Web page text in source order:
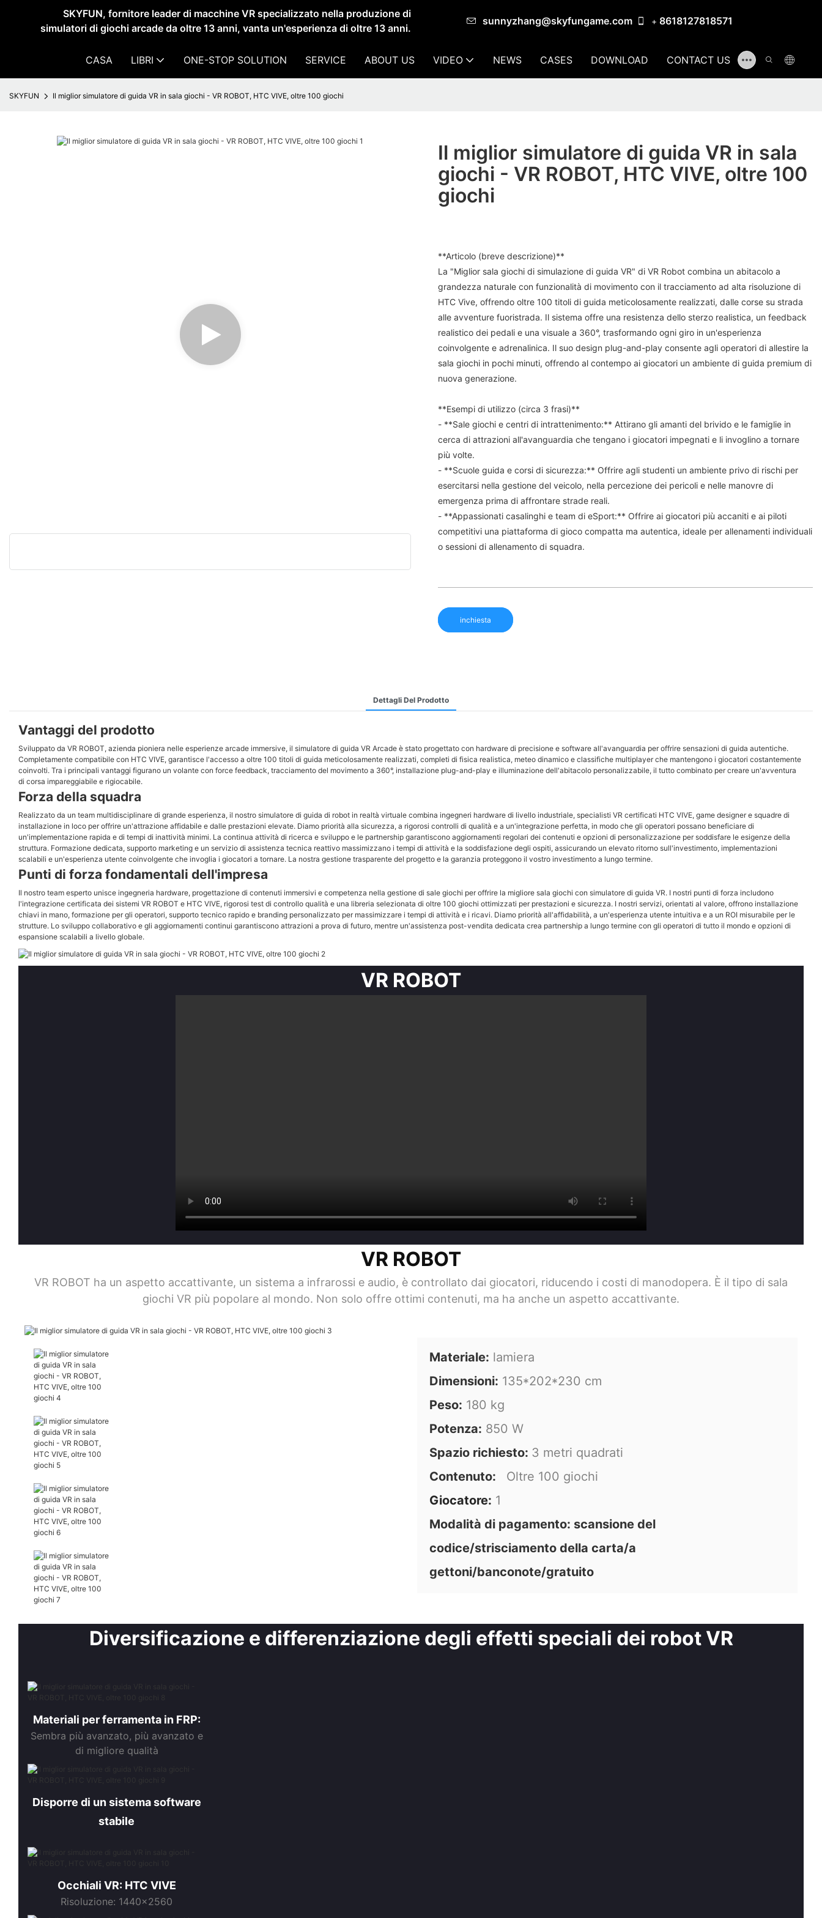
SKYFUN, fornitore leader di macchine VR specializzato nella produzione di
simulatori di giochi arcade da oltre 13 anni, vanta un'esperienza di oltre 13 anni.
sunnyzhang@skyfungame.com +8618127818571
CASA LIBRI ONE-STOP SOLUTION SERVICE ABOUT US VIDEO NEWS CASES DOWNLOAD CONTACT US
SKYFUN Il miglior simulatore di guida VR in sala giochi - VR ROBOT, HTC VIVE, oltre 100 giochi
Il miglior simulatore di guida VR in sala
giochi - VR ROBOT, HTC VIVE, oltre 100
giochi
**Articolo (breve descrizione)**
La "Miglior sala giochi di simulazione di guida VR" di VR Robot combina un abitacolo a
grandezza naturale con funzionalità di movimento con il tracciamento ad alta risoluzione di
HTC Vive, offrendo oltre 100 titoli di guida meticolosamente realizzati, dalle corse su strada
alle avventure fuoristrada. Il sistema offre una resistenza dello sterzo realistica, un feedback
realistico dei pedali e una visuale a 360°, trasformando ogni giro in un'esperienza
coinvolgente e adrenalinica. Il suo design plug-and-play consente agli operatori di allestire la
sala giochi in pochi minuti, offrendo al contempo ai giocatori un ambiente di guida premium di
nuova generazione.
**Esempi di utilizzo (circa 3 frasi)**
- **Sale giochi e centri di intrattenimento:** Attirano gli amanti del brivido e le famiglie in
cerca di attrazioni all'avanguardia che tengano i giocatori impegnati e li invoglino a tornare
più volte.
- **Scuole guida e corsi di sicurezza:** Offrire agli studenti un ambiente privo di rischi per
esercitarsi nella gestione del veicolo, nella percezione dei pericoli e nelle manovre di
emergenza prima di affrontare strade reali.
- **Appassionati casalinghi e team di eSport:** Offrire ai giocatori più accaniti e ai piloti
competitivi una piattaforma di gioco compatta ma autentica, ideale per allenamenti individuali
o sessioni di allenamento di squadra.
inchiesta
Dettagli Del Prodotto
Vantaggi del prodotto
Sviluppato da VR ROBOT, azienda pioniera nelle esperienze arcade immersive, il simulatore di guida VR Arcade è stato progettato con hardware di precisione e software all'avanguardia per offrire sensazioni di guida autentiche.
Completamente compatibile con HTC VIVE, garantisce l'accesso a oltre 100 titoli di guida meticolosamente realizzati, completi di fisica realistica, meteo dinamico e classifiche multiplayer che mantengono i giocatori costantemente
coinvolti. Tra i principali vantaggi figurano un volante con force feedback, tracciamento del movimento a 360°, installazione plug-and-play e illuminazione dell'abitacolo personalizzabile, il tutto combinato per creare un'avventura
di corsa impareggiabile e rigiocabile.
Forza della squadra
Realizzato da un team multidisciplinare di grande esperienza, il nostro simulatore di guida di robot in realtà virtuale combina ingegneri hardware di livello industriale, specialisti VR certificati HTC VIVE, game designer e squadre di
installazione in loco per offrire un'attrazione affidabile e dalle prestazioni elevate. Diamo priorità alla sicurezza, a rigorosi controlli di qualità e a un'integrazione perfetta, in modo che gli operatori possano beneficiare di
un'implementazione rapida e di tempi di inattività minimi. La continua attività di ricerca e sviluppo e le partnership garantiscono aggiornamenti regolari dei contenuti e opzioni di personalizzazione per soddisfare le esigenze della
struttura. Formazione dedicata, supporto marketing e un servizio di assistenza tecnica reattivo massimizzano i tempi di attività e la soddisfazione degli ospiti, assicurando un elevato ritorno sull'investimento, implementazioni
scalabili e un'esperienza utente coinvolgente che invoglia i giocatori a tornare. La nostra gestione trasparente del progetto e la garanzia proteggono il vostro investimento a lungo termine.
Punti di forza fondamentali dell'impresa
Il nostro team esperto unisce ingegneria hardware, progettazione di contenuti immersivi e competenza nella gestione di sale giochi per offrire la migliore sala giochi con simulatore di guida VR. I nostri punti di forza includono
l'integrazione certificata dei sistemi VR ROBOT e HTC VIVE, rigorosi test di controllo qualità e una libreria selezionata di oltre 100 giochi ottimizzati per prestazioni e sicurezza. I nostri servizi, orientati al valore, offrono installazione
chiavi in ​​mano, formazione per gli operatori, supporto tecnico rapido e branding personalizzato per massimizzare i tempi di attività e i ricavi. Diamo priorità all'affidabilità, a un'esperienza utente intuitiva e a un ROI misurabile per le
strutture. Lo sviluppo collaborativo e gli aggiornamenti continui garantiscono attrazioni a prova di futuro, mentre un'assistenza post-vendita dedicata crea partnership a lungo termine con gli operatori di tutto il mondo e opzioni di
espansione scalabili a livello globale.
VR ROBOT
VR ROBOT
VR ROBOT ha un aspetto accattivante, un sistema a infrarossi e audio, è controllato dai giocatori, riducendo i costi di manodopera. È il tipo di sala
giochi VR più popolare al mondo. Non solo offre ottimi contenuti, ma ha anche un aspetto accattivante.
Materiale: lamiera
Dimensioni: 135*202*230 cm
Peso: 180 kg
Potenza: 850 W
Spazio richiesto: 3 metri quadrati
Contenuto:
Oltre 100 giochi
Giocatore: 1
Modalità di pagamento: scansione del
codice/strisciamento della carta/a
gettoni/banconote/gratuito
Diversificazione e differenziazione degli effetti speciali dei robot VR
Materiali per ferramenta in FRP:
Sembra più avanzato, più avanzato e
di migliore qualità
Disporre di un sistema software
stabile
Occhiali VR: HTC VIVE
Risoluzione: 1440x2560